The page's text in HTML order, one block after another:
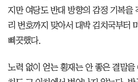
지만 여당도 반대 방향의 감정 기복을
리 번호까지 맞아서 대박 김치국부터
삐끗했다.
노력 없이 얻는 횡재는 안 좋은 결말